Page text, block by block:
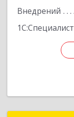
Внедрений
1С:Специалист